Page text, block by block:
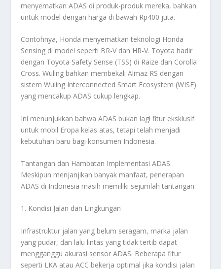
menyematkan ADAS di produk-produk mereka, bahkan
untuk model dengan harga di bawah Rp400 juta.
Contohnya, Honda menyematkan teknologi Honda
Sensing di model seperti BR-V dan HR-V. Toyota hadir
dengan Toyota Safety Sense (TSS) di Raize dan Corolla
Cross. Wuling bahkan membekali Almaz RS dengan
sistem Wuling Interconnected Smart Ecosystem (WISE)
yang mencakup ADAS cukup lengkap.
Ini menunjukkan bahwa ADAS bukan lagi fitur eksklusif
untuk mobil Eropa kelas atas, tetapi telah menjadi
kebutuhan baru bagi konsumen Indonesia.
Tantangan dan Hambatan Implementasi ADAS.
Meskipun menjanjikan banyak manfaat, penerapan
ADAS di Indonesia masih memiliki sejumlah tantangan:
1. Kondisi Jalan dan Lingkungan
Infrastruktur jalan yang belum seragam, marka jalan
yang pudar, dan lalu lintas yang tidak tertib dapat
mengganggu akurasi sensor ADAS. Beberapa fitur
seperti LKA atau ACC bekerja optimal jika kondisi jalan